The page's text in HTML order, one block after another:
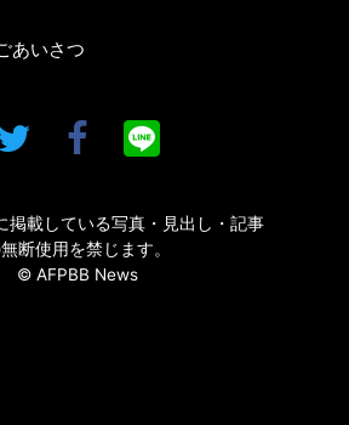
あいさつ
掲載している写真・見出し・記事
断使用を禁じます。
© AFPBB News